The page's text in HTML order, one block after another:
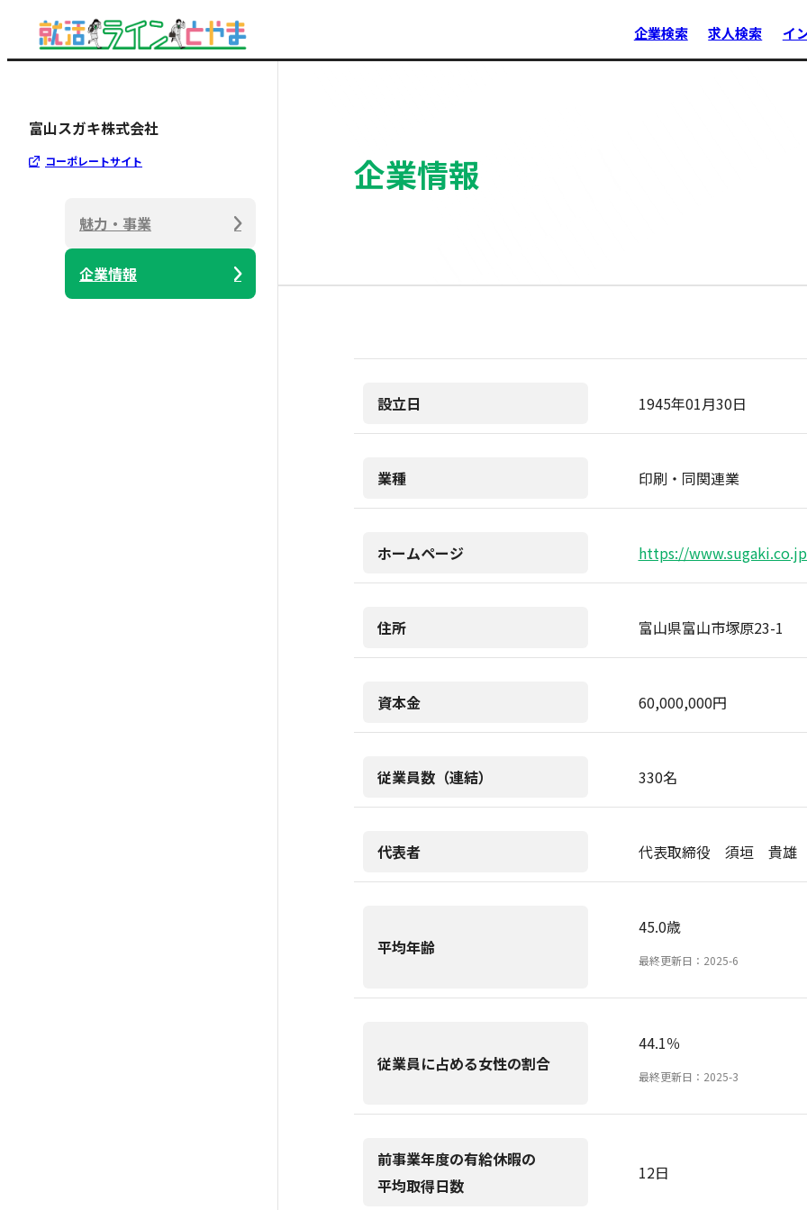
企業検索 求人検索 イ
富山スガキ株式会社
コーポレートサイト
魅力・事業
企業情報
企業情報
設立日 1945年01月30日
業種 印刷・同関連業
ホームページ https://
住所 富山県富山市塚原23-1
資本金 60,000,000円
従業員数（連結） 330名
代表者 代表取締役 須垣 貴雄
平均年齢
45.0歳
最終更新日：2025-6
従業員に占める女性の割合
44.1％
最終更新日：2025-3
前事業年度の有給休暇の
平均取得日数
12日